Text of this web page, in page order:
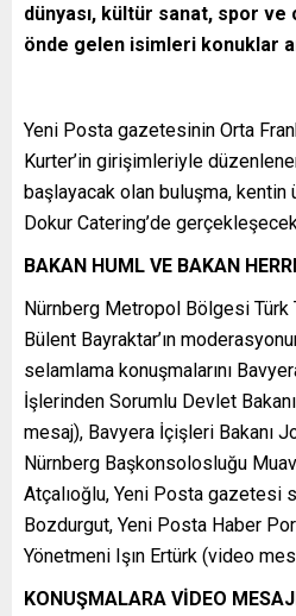
dünyası, kültür sanat, spor ve
önde gelen isimleri konuklar
Yeni Posta gazetesinin Orta
Kurter’in girişimleriyle
başlayacak olan buluşma, kentin
Dokur Catering’de
BAKAN HUML VE BAKAN
Nürnberg Metropol Bölgesi Türk
Bülent Bayraktar’ın
selamlama konuşmalarını
İşlerinden Sorumlu Devlet
mesaj), Bavyera İçişleri Bakanı
Nürnberg Başkonsolosluğu
Atçalıoğlu, Yeni Posta gazetesi
Bozdurgut, Yeni Posta Haber
Yönetmeni Işın Ertürk (video
KONUŞMALARA VİDEO